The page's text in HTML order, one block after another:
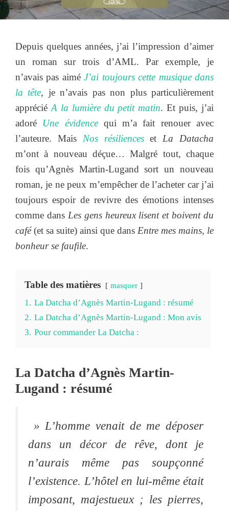
Depuis quelques années, j’ai l’impression d’aimer
un roman sur trois d’AML. Par exemple, je
n’avais pas aiméJ’ai toujours cette musique dans
la tête, je n’avais pas non plus particulièrement
apprécié A la lumière du petit matin. Et puis, j’ai
adoré Une évidencequi m’a fait renouer avec
l’auteure. Mais Nos résilienceset La Datacha
m’ont à nouveau déçue… Malgré tout, chaque
fois qu’Agnès Martin-Lugand sort un nouveau
roman, je ne peux m’empêcher de l’acheter car j’ai
toujours espoir de revivre des émotions intenses
comme dans Les gens heureux lisent et boivent du
café(et sa suite) ainsi que dans Entre mes mains, le
bonheur se faufile.
Table des matières masquer
1. La Datcha d’Agnès Martin-Lugand : résumé
2. La Datcha d’Agnès Martin-Lugand : Mon avis
3. Pour commander La Datcha :
La Datcha d’Agnès Martin-
Lugand : résumé
» L’homme venait de me déposer
dans un décor de rêve, dont je
n’aurais même pas soupçonné
l’existence. L’hôtel en lui-même était
imposant, majestueux ; les pierres,